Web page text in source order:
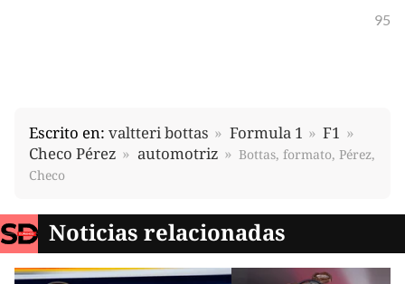
95
Escrito en: valtteri bottas Formula 1
F1
Checo Pérez
automotriz
Bottas, formato, Pérez,
Checo
Noticias relacionadas